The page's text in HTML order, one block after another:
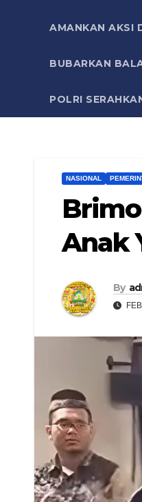
AMANKAN AKSI
BUBARKAN
POLRI
NASIONAL
Anak
By